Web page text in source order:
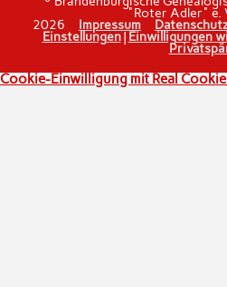
"Roter Adler" e.
2026 Impressum
Einstellungen| Einwilligungen
Cookie-Einwilligung mit Real